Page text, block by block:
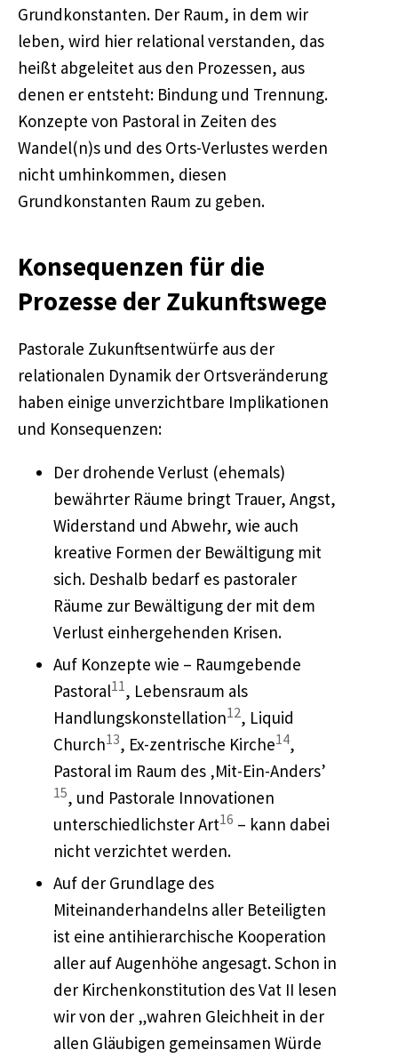
Grundkonstanten. Der Raum, in dem wir
leben, wird hier relational verstanden, das
heißt abgeleitet aus den Prozessen, aus
denen er entsteht: Bindung und Trennung.
Konzepte von Pastoral in Zeiten des
Wandel(n)s und des Orts-Verlustes werden
nicht umhinkommen, diesen
Grundkonstanten Raum zu geben.
Konsequenzen für die
Prozesse der Zukunftswege
Pastorale Zukunftsentwürfe aus der
relationalen Dynamik der Ortsveränderung
haben einige unverzichtbare Implikationen
und Konsequenzen:
Der drohende Verlust (ehemals)
bewährter Räume bringt Trauer, Angst,
Widerstand und Abwehr, wie auch
kreative Formen der Bewältigung mit
sich. Deshalb bedarf es pastoraler
Räume zur Bewältigung der mit dem
Verlust einhergehenden Krisen.
Auf Konzepte wie – Raumgebende
Pastoral11, Lebensraum als
Handlungskonstellation12, Liquid
Church13, Ex-zentrische Kirche14,
Pastoral im Raum des ‚Mit-Ein-Anders’
15, und Pastorale Innovationen
unterschiedlichster Art16 – kann dabei
nicht verzichtet werden.
Auf der Grundlage des
Miteinanderhandelns aller Beteiligten
ist eine antihierarchische Kooperation
aller auf Augenhöhe angesagt. Schon in
der Kirchenkonstitution des Vat II lesen
wir von der „wahren Gleichheit in der
allen Gläubigen gemeinsamen Würde